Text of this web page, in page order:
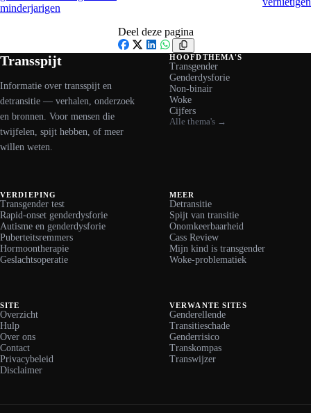
minderjarigen
Deel deze pagina
Facebook
X LinkedIn
WhatsApp
Transspijt
Informatie over transspijt en
detransitie — verhalen, onderzoek
en bronnen. Voor mensen die
twijfelen, spijt hebben, of meer
willen weten.
HOOFDTHEMA'S
Transgender
Genderdysforie
Non-binair
Woke
Cijfers
Alle thema's →
VERDIEPING
Transgender test
Rapid-onset genderdysforie
Autisme en genderdysforie
Puberteitsremmers
Hormoontherapie
Geslachtsoperatie
MEER
Detransitie
Spijt van transitie
Onomkeerbaarheid
Cass Review
Mijn kind is transgender
Woke-problematiek
SITE
Overzicht
Hulp
Over ons
Contact
Privacybeleid
Disclaimer
VERWANTE SITES
Genderellende
Transitieschade
Genderrisico
Transkompas
Transwijzer